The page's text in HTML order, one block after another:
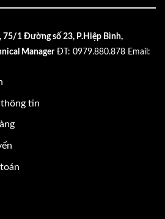
75/1 Đường số 23, P.Hiệp Bình,
Manager ĐT: 0979.880.878 Email:
tin